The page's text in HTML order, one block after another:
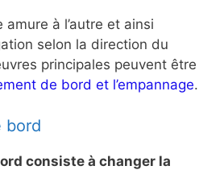
amure à l’autre et ainsi
selon la direction du
principales peuvent être
de bord et l’empannage.
bord
consiste à changer la